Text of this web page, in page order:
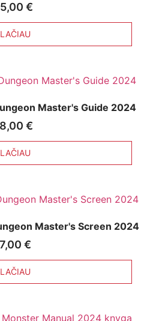
€
Master's Guide 2024
€
Master's Screen 2024
€